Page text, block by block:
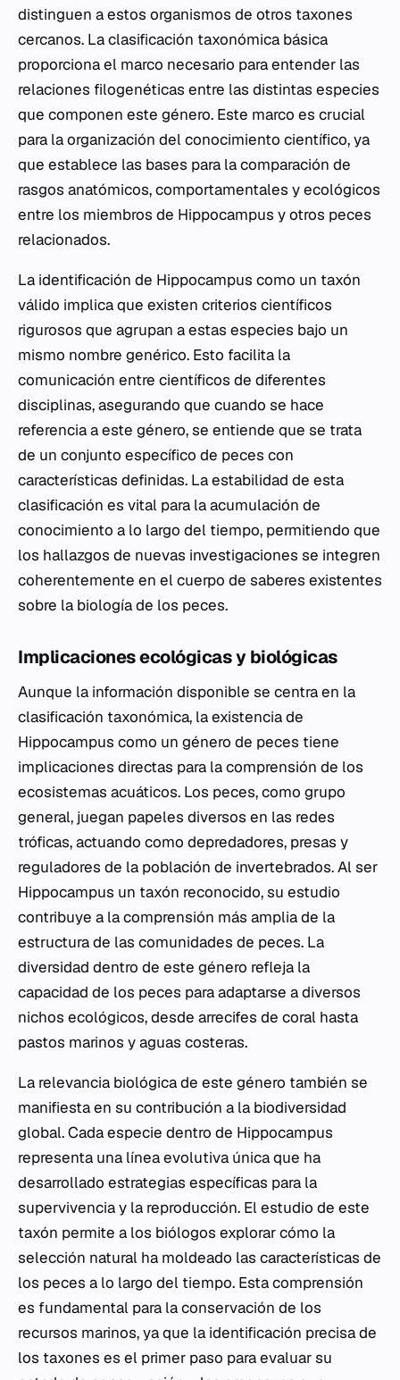
distinguen a estos organismos de otros taxones
cercanos. La clasificación taxonómica básica
proporciona el marco necesario para entender las
relaciones filogenéticas entre las distintas especies
que componen este género. Este marco es crucial
para la organización del conocimiento científico, ya
que establece las bases para la comparación de
rasgos anatómicos, comportamentales y ecológicos
entre los miembros de Hippocampus y otros peces
relacionados.
La identificación de Hippocampus como un taxón
válido implica que existen criterios científicos
rigurosos que agrupan a estas especies bajo un
mismo nombre genérico. Esto facilita la
comunicación entre científicos de diferentes
disciplinas, asegurando que cuando se hace
referencia a este género, se entiende que se trata
de un conjunto específico de peces con
características definidas. La estabilidad de esta
clasificación es vital para la acumulación de
conocimiento a lo largo del tiempo, permitiendo que
los hallazgos de nuevas investigaciones se integren
coherentemente en el cuerpo de saberes existentes
sobre la biología de los peces.
Implicaciones ecológicas y biológicas
Aunque la información disponible se centra en la
clasificación taxonómica, la existencia de
Hippocampus como un género de peces tiene
implicaciones directas para la comprensión de los
ecosistemas acuáticos. Los peces, como grupo
general, juegan papeles diversos en las redes
tróficas, actuando como depredadores, presas y
reguladores de la población de invertebrados. Al ser
Hippocampus un taxón reconocido, su estudio
contribuye a la comprensión más amplia de la
estructura de las comunidades de peces. La
diversidad dentro de este género refleja la
capacidad de los peces para adaptarse a diversos
nichos ecológicos, desde arrecifes de coral hasta
pastos marinos y aguas costeras.
La relevancia biológica de este género también se
manifiesta en su contribución a la biodiversidad
global. Cada especie dentro de Hippocampus
representa una línea evolutiva única que ha
desarrollado estrategias específicas para la
supervivencia y la reproducción. El estudio de este
taxón permite a los biólogos explorar cómo la
selección natural ha moldeado las características de
los peces a lo largo del tiempo. Esta comprensión
es fundamental para la conservación de los
recursos marinos, ya que la identificación precisa de
los taxones es el primer paso para evaluar su